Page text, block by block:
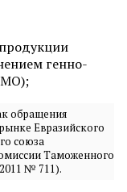
генно-
обращения
Евразийского
союза
Таможенного
№ 711).